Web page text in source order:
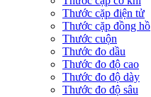
Thước cặp điện tử
Thước cặp đồng hồ
Thước cuộn
Thước đo dầu
Thước đo độ cao
Thước đo độ dày
Thước đo độ sâu